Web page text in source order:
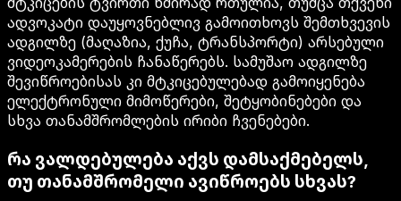
ადვოკატი დაუყოვნებლივ გამოითხოვს შემთხვევის
ადგილზე (მაღაზია, ქუჩა, ტრანსპორტი) არსებული
ვიდეოკამერების ჩანაწერებს. სამუშაო ადგილზე
შევიწროებისას კი მტკიცებულებად გამოიყენება
ელექტრონული მიმოწერები, შეტყობინებები და
სხვა თანამშრომლების ირიბი ჩვენებები.
რა ვალდებულება აქვს დამსაქმებელს,
თუ თანამშრომელი ავიწროებს სხვას?